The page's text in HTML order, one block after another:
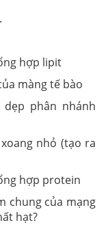
hợp lipit
màng tế bào
phân nhánh
nhỏ (tạo ra
hợp protein
chung của mạng
hạt?